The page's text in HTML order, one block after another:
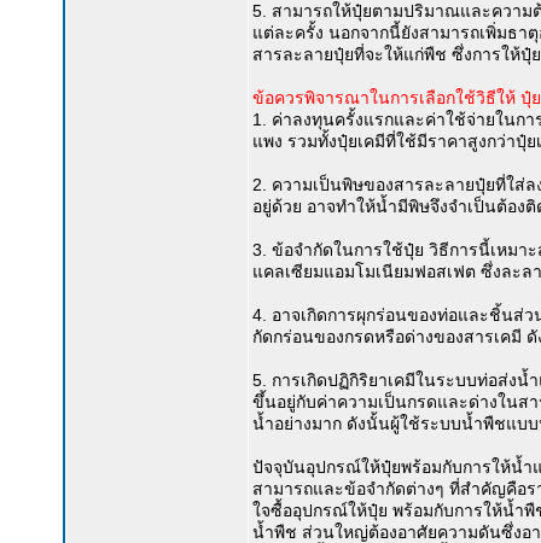
5. สามารถให้ปุ๋ยตามปริมาณและควา
แต่ละครั้ง นอกจากนี้ยังสามารถเพิ่มธา
สารละลายปุ๋ยที่จะให้แก่พืช ซึ่งการให้ปุ๋
ข้อควรพิจารณาในการเลือกใช้วิธีให้ ปุ๋
1. ค่าลงทุนครั้งแรกและค่าใช้จ่ายในก
แพง รวมทั้งปุ๋ยเคมีที่ใช้มีราคาสูงกว่า
2. ความเป็นพิษของสารละลายปุ๋ยที่ใส่
อยู่ด้วย อาจทำให้น้ำมีพิษจึงจำเป็นต้อ
3. ข้อจำกัดในการใช้ปุ๋ย วิธีการนี้เหมา
แคลเซียมแอมโมเนียมฟอสเฟต ซึ่งละล
4. อาจเกิดการผุกร่อนของท่อและชิ้นส่
กัดกร่อนของกรดหรือด่างของสารเคมี
5. การเกิดปฏิกิริยาเคมีในระบบท่อส่ง
ขึ้นอยู่กับค่าความเป็นกรดและด่างในส
น้ำอย่างมาก ดังนั้นผู้ใช้ระบบน้ำพืชแบ
ปัจจุบันอุปกรณ์ให้ปุ๋ยพร้อมกับการให้น้
สามารถและข้อจำกัดต่างๆ ที่สำคัญคือ
ใจซื้ออุปกรณ์ให้ปุ๋ย พร้อมกับการให้น้ำ
น้ำพืช ส่วนใหญ่ต้องอาศัยความดันซึ่งอ